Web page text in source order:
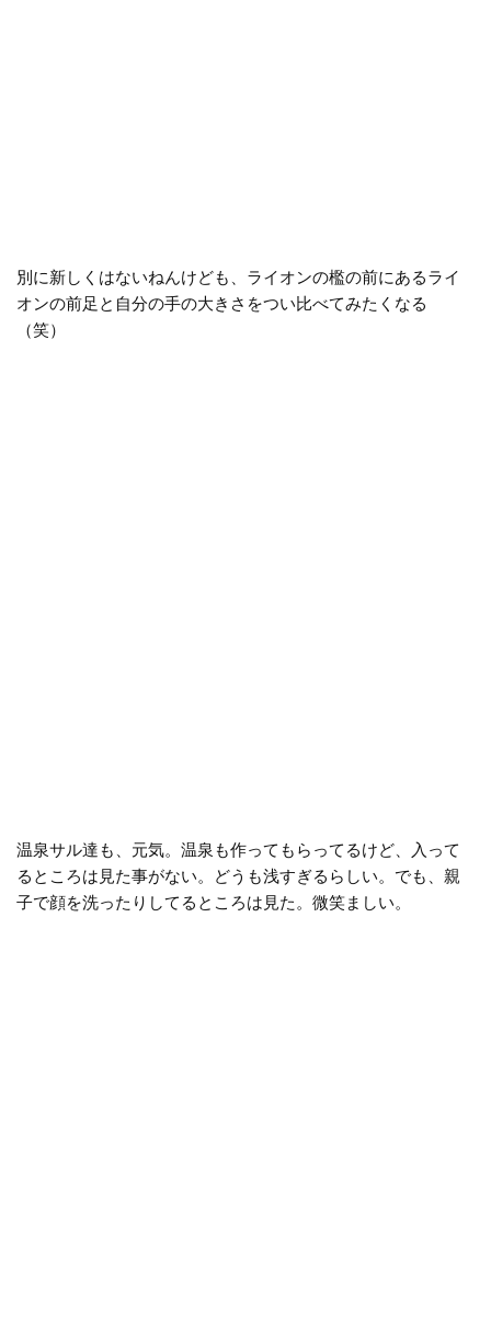
別に新しくはないねんけども、ライオンの檻の前にあるライ
オンの前足と自分の手の大きさをつい比べてみたくなる
（笑）
温泉サル達も、元気。温泉も作ってもらってるけど、入って
るところは見た事がない。どうも浅すぎるらしい。でも、親
子で顔を洗ったりしてるところは見た。微笑ましい。